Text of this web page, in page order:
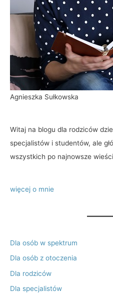
Agnieszka Sułkowska
Witaj na blogu dla rodziców
specjalistów i studentów, ale
wszystkich po najnowsze
więcej o mnie
Dla osób w spektrum
Dla osób z otoczenia
Dla rodziców
Dla specjalistów